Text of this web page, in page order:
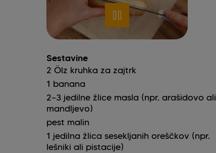
Sestavine
2 Ölz kruhka za zajtrk
1 banana
2–3 jedilne žlice masla (npr. arašidovo ali
mandljevo)
pest malin
1 jedilna žlica sesekljanih oreščkov (npr.
lešniki ali pistacije)